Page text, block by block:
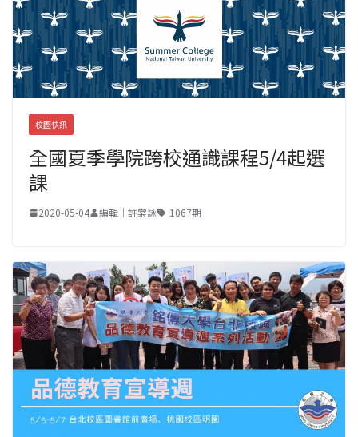
校園快訊
全國夏季學院跨校通識課程5/4起選
課
2020-05-04 編輯｜許棠詠 1067期